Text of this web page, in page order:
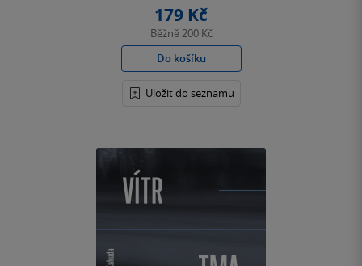
179 Kč
Běžně200 Kč
Do košíku
Uložit do seznamu